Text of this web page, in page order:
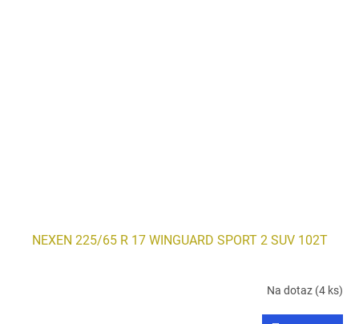
NEXEN 225/65 R 17 WINGUARD SPORT 2 SUV 102T
Na dotaz (4 ks)